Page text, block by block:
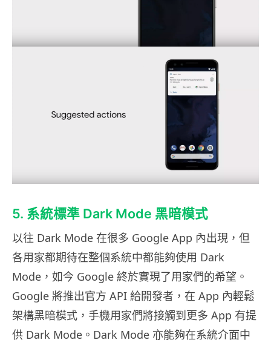
5. 系統標準 Dark Mode 黑暗模式
以往 Dark Mode 在很多 Google App 內出現，但
各用家都期待在整個系統中都能夠使用 Dark
Mode，如今 Google 終於實現了用家們的希望。
Google 將推出官方 API 給開發者，在 App 內輕鬆
架構黑暗模式，手機用家們將接觸到更多 App 有提
供 Dark Mode。Dark Mode 亦能夠在系統介面中